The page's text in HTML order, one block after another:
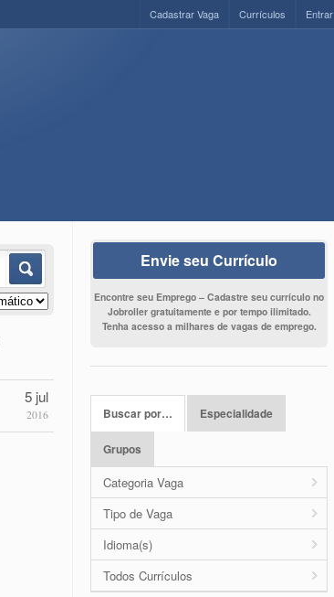
Entrar
Currículos
Cadastrar Vaga
5 jul
2016
Envie seu Currículo
Encontre seu Emprego – Cadastre seu currículo no
Jobroller gratuitamente e por tempo ilimitado.
Tenha acesso a milhares de vagas de emprego.
Buscar por… Especialidade
Grupos
Categoria Vaga
Tipo de Vaga
Idioma(s)
Todos Currículos